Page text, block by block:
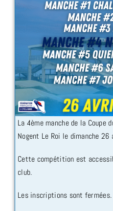
La 4ème manche de la Coupe
Nogent Le Roi le dimanche
Cette compétition est
club.
Les inscriptions sont fermées.